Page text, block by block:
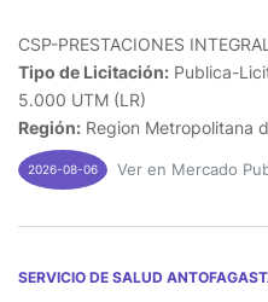
CSP-PRESTACIONES
Tipo de Licitación: Publica-
5.000 UTM (LR)
Región: Region Metropolitana
2026-08-06 Ver en Mercado
SERVICIO DE SALUD